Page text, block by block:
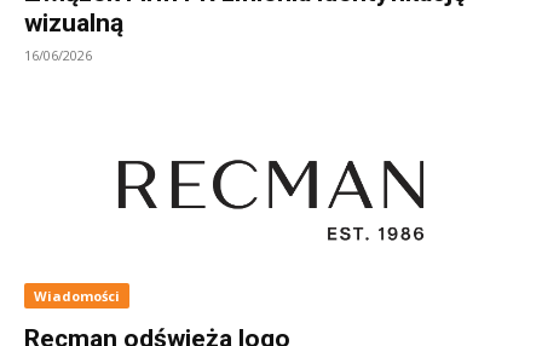
wizualną
16/06/2026
Wiadomości
Recman odświeża logo